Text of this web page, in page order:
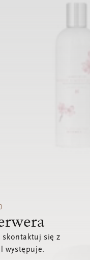
skontaktuj się z
występuje.